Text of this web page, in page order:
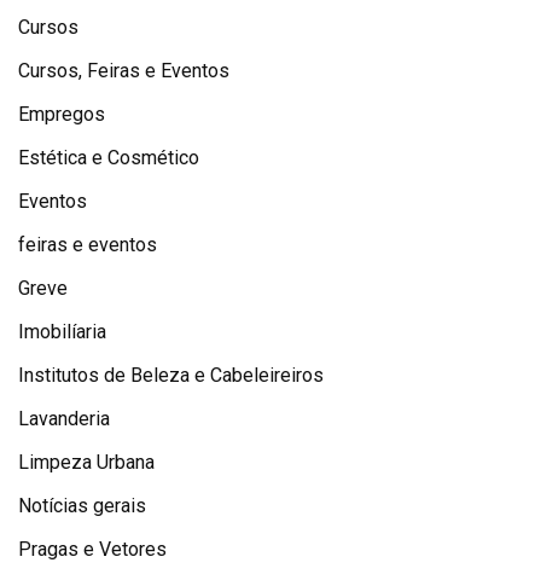
Cursos
Cursos, Feiras e Eventos
Empregos
Estética e Cosmético
Eventos
feiras e eventos
Greve
Imobilíaria
Institutos de Beleza e Cabeleireiros
Lavanderia
Limpeza Urbana
Notícias gerais
Pragas e Vetores